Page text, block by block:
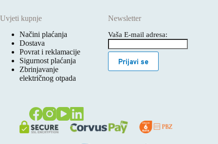
Uvjeti kupnje
Načini plaćanja
Dostava
Povrat i reklamacije
Sigurnost plaćanja
Zbrinjavanje
električnog otpada
Newsletter
Vaša E-mail adresa:
Prijavi se